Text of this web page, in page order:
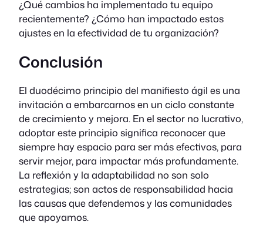
¿Qué cambios ha implementado tu equipo
recientemente? ¿Cómo han impactado estos
ajustes en la efectividad de tu organización?
Conclusión
El duodécimo principio del manifiesto ágil es una
invitación a embarcarnos en un ciclo constante
de crecimiento y mejora. En el sector no lucrativo,
adoptar este principio significa reconocer que
siempre hay espacio para ser más efectivos, para
servir mejor, para impactar más profundamente.
La reflexión y la adaptabilidad no son solo
estrategias; son actos de responsabilidad hacia
las causas que defendemos y las comunidades
que apoyamos.